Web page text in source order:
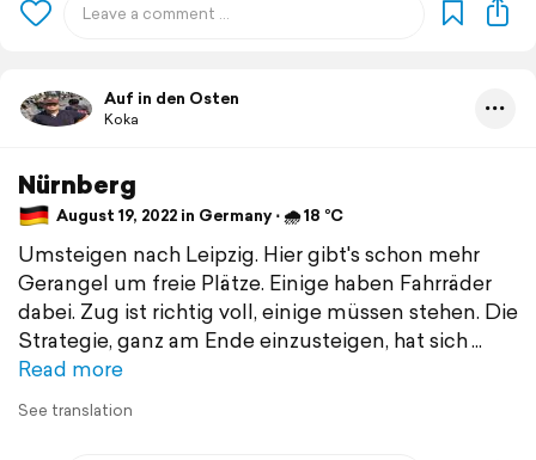
Auf in den Osten
Koka
Nürnberg
August 19, 2022 in Germany ⋅ 🌧 18 °C
Umsteigen nach Leipzig. Hier gibt's schon mehr
Gerangel um freie Plätze. Einige haben Fahrräder
dabei. Zug ist richtig voll, einige müssen stehen. Die
Strategie, ganz am Ende einzusteigen, hat sich
Read more
See translation